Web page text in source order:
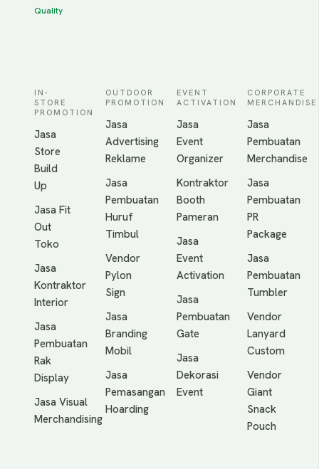
Quality
IN-
STORE
PROMOTION
Jasa
Store
Build
Up
Jasa Fit
Out
Toko
Jasa
Kontraktor
Interior
Jasa
Pembuatan
Rak
Display
Jasa Visual
Merchandising
OUTDOOR
PROMOTION
Jasa
Advertising
Reklame
Jasa
Pembuatan
Huruf
Timbul
Vendor
Pylon
Sign
Jasa
Branding
Mobil
Jasa
Pemasangan
Hoarding
EVENT
ACTIVATION
Jasa
Event
Organizer
Kontraktor
Booth
Pameran
Jasa
Event
Activation
Jasa
Pembuatan
Gate
Jasa
Dekorasi
Event
CORPORATE
MERCHANDISE
Jasa
Pembuatan
Merchandise
Jasa
Pembuatan
PR
Package
Jasa
Pembuatan
Tumbler
Vendor
Lanyard
Custom
Vendor
Giant
Snack
Pouch